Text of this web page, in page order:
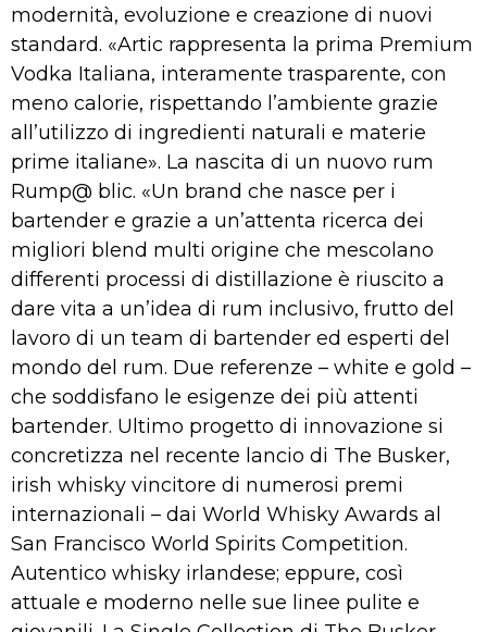
modernità, evoluzione e creazione di nuovi
standard. «Artic rappresenta la prima Premium
Vodka Italiana, interamente trasparente, con
meno calorie, rispettando l’ambiente grazie
all’utilizzo di ingredienti naturali e materie
prime italiane». La nascita di un nuovo rum
Rump@ blic. «Un brand che nasce per i
bartender e grazie a un’attenta ricerca dei
migliori blend multi origine che mescolano
differenti processi di distillazione è riuscito a
dare vita a un’idea di rum inclusivo, frutto del
lavoro di un team di bartender ed esperti del
mondo del rum. Due referenze – white e gold –
che soddisfano le esigenze dei più attenti
bartender. Ultimo progetto di innovazione si
concretizza nel recente lancio di The Busker,
irish whisky vincitore di numerosi premi
internazionali – dai World Whisky Awards al
San Francisco World Spirits Competition.
Autentico whisky irlandese; eppure, così
attuale e moderno nelle sue linee pulite e